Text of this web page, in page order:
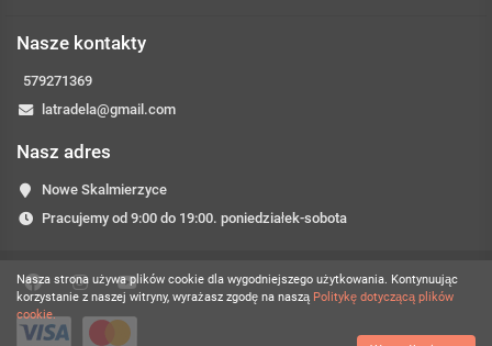
Nasza strona używa plików cookie dla wygodniejszego użytkowania. Kontynuując
korzystanie z naszej witryny, wyrażasz zgodę na naszą Politykę dotyczącą plików
cookie.
Nasze kontakty
579271369
latradela@gmail.com
Nasz adres
Nowe Skalmierzyce
Pracujemy od 9:00 do 19:00. poniedziałek-sobota